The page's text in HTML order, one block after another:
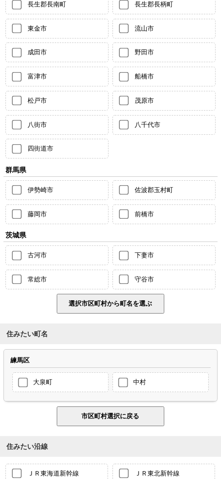
長生郡長南町 長生郡長柄町
東金市 流山市
成田市 野田市
富津市 船橋市
松戸市 茂原市
八街市 八千代市
四街道市
群馬県
伊勢崎市 佐波郡玉村町
藤岡市 前橋市
茨城県
古河市 下妻市
常総市 守谷市
住みたい町名
練馬区
大泉町 中村
住みたい沿線
ＪＲ東海道新幹線 ＪＲ東北新幹線